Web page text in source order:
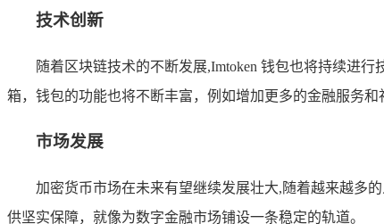
技术创新
随着区块链技术的不断发展,Imtoken 钱包也将持续进
箱，钱包的功能也将不断丰富，例如增加更多的金融服务
市场发展
加密货币市场在未来有望继续发展壮大,随着越来越多
供坚实保障，就像为数字金融市场铺设一条稳定的轨道。